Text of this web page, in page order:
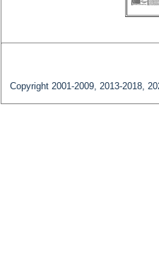
Copyright 2001-2009, 2013-2018,